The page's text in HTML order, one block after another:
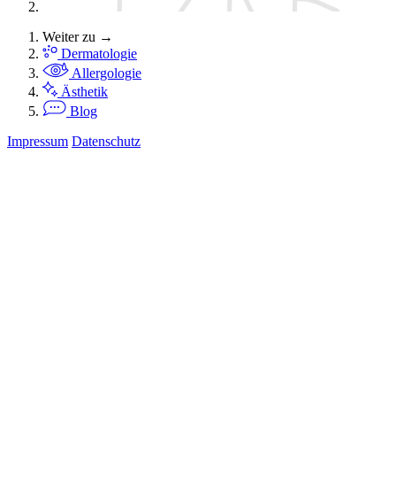
Weiter zu →
Dermatologie
Allergologie
Ästhetik
Blog
Impressum Datenschutz